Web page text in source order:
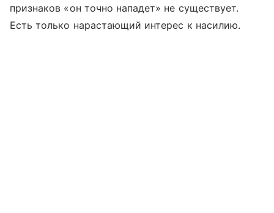
признаков «он точно нападет» не существует.
Есть только нарастающий интерес к насилию.